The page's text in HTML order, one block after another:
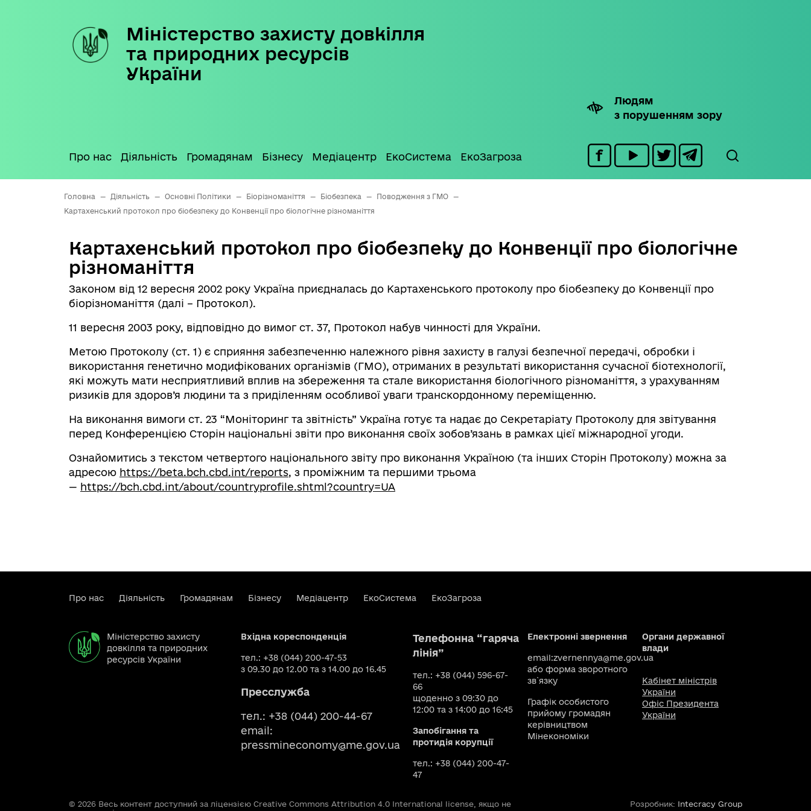
Міністерство захисту довкілля
та природних ресурсів
України
Людям
з порушенням зору
Про нас Діяльність Громадянам Бізнесу Медіацентр ЕкоСистема ЕкоЗагроза
Головна — Діяльність — Основні Політики — Біорізноманіття — Біобезпека — Поводження з ГМО
—
Картахенський протокол про біобезпеку до Конвенції про біологічне різноманіття
Картахенський протокол про біобезпеку до Конвенції про біологічне
різноманіття
Законом від 12 вересня 2002 року Україна приєдналась до Картахенського протоколу про біобезпеку до Конвенції про
біорізноманіття (далі – Протокол).
11 вересня 2003 року, відповідно до вимог ст. 37, Протокол набув чинності для України.
Метою Протоколу (ст. 1) є сприяння забезпеченню належного рівня захисту в галузі безпечної передачі, обробки і
використання генетично модифікованих організмів (ГМО), отриманих в результаті використання сучасної біотехнології,
які можуть мати несприятливий вплив на збереження та стале використання біологічного різноманіття, з урахуванням
ризиків для здоров’я людини та з приділенням особливої уваги транскордонному переміщенню.
На виконання вимоги ст. 23 “Моніторинг та звітність” Україна готує та надає до Секретаріату Протоколу для звітування
перед Конференцією Сторін національні звіти про виконання своїх зобов’язань в рамках цієї міжнародної угоди.
Ознайомитись з текстом четвертого національного звіту про виконання Україною (та інших Сторін Протоколу) можна за
адресою https://beta.bch.cbd.int/reports, з проміжним та першими трьома
— https://bch.cbd.int/about/countryprofile.shtml?country=UA
Про нас Діяльність Громадянам Бізнесу Медіацентр ЕкоСистема ЕкоЗагроза
Міністерство захисту
довкілля та природних
ресурсів України
Вхідна кореспонденція
тел.: +38 (044) 200-47-53
з 09.30 до 12.00 та з 14.00 до 16.45
Пресслужба
тел.: +38 (044) 200-44-67
email:
pressmineconomy@me.gov.ua
Телефонна “гаряча
лінія”
тел.: +38 (044) 596-67-
66
щоденно з 09:30 до
12:00 та з 14:00 до 16:45
Запобігання та
протидія корупції
тел.: +38 (044) 200-47-
47
Електронні звернення
email:zvernennya@me.gov.ua
або форма зворотного
зв`язку
Графік особистого
прийому громадян
керівництвом
Мінекономіки
Органи державної
влади
Кабінет міністрів
України
Офіс Президента
України
© 2026 Весь контент доступний за ліцензією Creative Commons Attribution 4.0 International license, якщо не
Розробник: Intecracy Group